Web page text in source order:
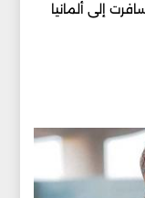
إلى ألمانيا